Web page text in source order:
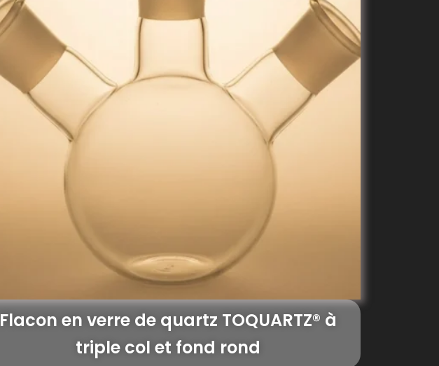
Flacon en verre de quartz TOQUARTZ® à
triple col et fond rond